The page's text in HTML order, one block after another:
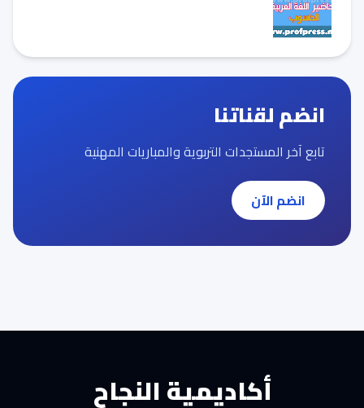
انضم لقناتنا
تابع آخر المستجدات التربوية والمباريات المهنية
انضم الآن
أكاديمية النجاح